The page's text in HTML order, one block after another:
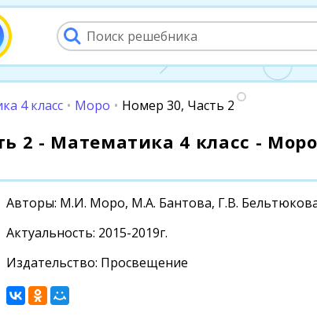
4 класс • Моро • Номер 30, Часть 2
2 - Математика 4 класс - Моро
Авторы: М.И. Моро, М.А. Бантова, Г.В.
Актуальность: 2015-2019г.
Издательство: Просвещение